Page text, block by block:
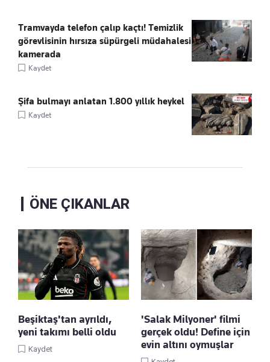
Tramvayda telefon çalıp kaçtı! Temizlik
görevlisinin hırsıza süpürgeli müdahalesi
kamerada
Kaydet
Şifa bulmayı anlatan 1.800 yıllık heykel
Kaydet
ÖNE ÇIKANLAR
Beşiktaş'tan ayrıldı,
yeni takımı belli oldu
Kaydet
'Salak Milyoner' filmi
gerçek oldu! Define için
evin altını oymuşlar